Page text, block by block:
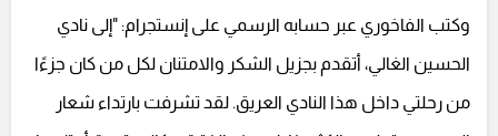
وكتب الفاخوري عبر حسابه الرسمي على إنستجرام: "إلى نادي
الحسين الغالي، أتقدم بجزيل الشكر والامتنان لكل من كان جزءًا
من رحلتي داخل هذا النادي العريق. لقد تشرفت بارتداء شعار